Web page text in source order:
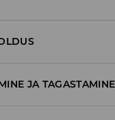
JA TAGASTAMINE